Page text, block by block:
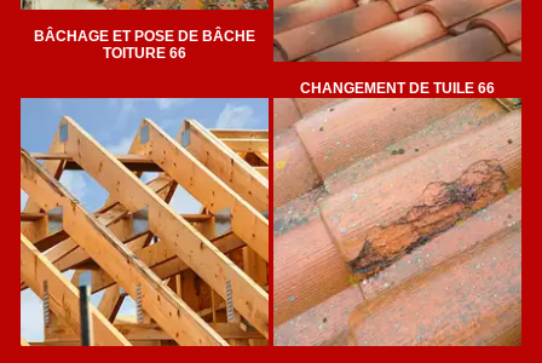
BÂCHAGE ET POSE DE BÂCHE
TOITURE 66
CHANGEMENT DE TUILE 66